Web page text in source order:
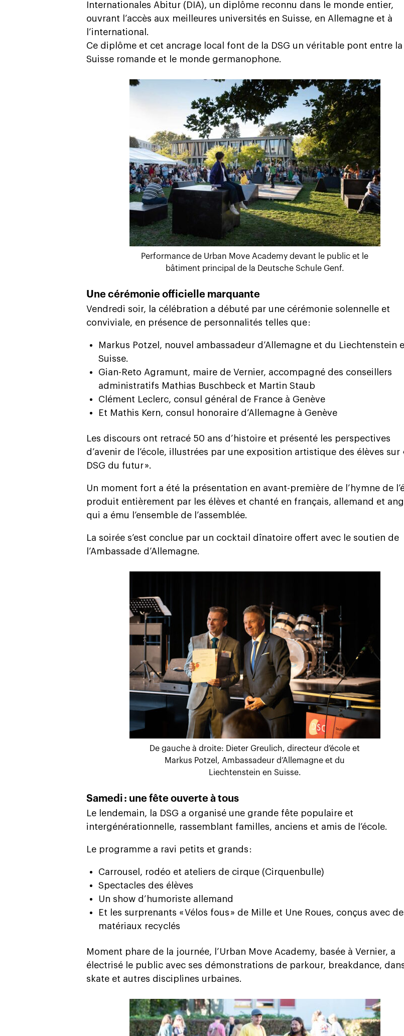
Internationales Abitur (DIA), un diplôme reconnu dans le monde entier,
ouvrant l’accès aux meilleures universités en Suisse, en Allemagne et à
l’international.
Ce diplôme et cet ancrage local font de la DSG un véritable pont entre la
Suisse romande et le monde germanophone.
Performance de Urban Move Academy devant le public et le
bâtiment principal de la Deutsche Schule Genf.
Une cérémonie officielle marquante
Vendredi soir, la célébration a débuté par une cérémonie solennelle et
conviviale, en présence de personnalités telles que :
Markus Potzel, nouvel ambassadeur d’Allemagne et du Liechtenstein
Suisse.
Gian-Reto Agramunt, maire de Vernier, accompagné des conseillers
administratifs Mathias Buschbeck et Martin Staub
Clément Leclerc, consul général de France à Genève
Et Mathis Kern, consul honoraire d’Allemagne à Genève
Les discours ont retracé 50 ans d’histoire et présenté les perspectives
d’avenir de l’école, illustrées par une exposition artistique des élèves sur
DSG du futur ».
Un moment fort a été la présentation en avant-première de l’hymne de
produit entièrement par les élèves et chanté en français, allemand et
qui a ému l’ensemble de l’assemblée.
La soirée s’est conclue par un cocktail dînatoire offert avec le soutien de
l’Ambassade d’Allemagne.
De gauche à droite: Dieter Greulich, directeur d’école et
Markus Potzel, Ambassadeur d’Allemagne et du
Liechtenstein en Suisse.
Samedi : une fête ouverte à tous
Le lendemain, la DSG a organisé une grande fête populaire et
intergénérationnelle, rassemblant familles, anciens et amis de l’école.
Le programme a ravi petits et grands :
Carrousel, rodéo et ateliers de cirque (Cirquenbulle)
Spectacles des élèves
Un show d’humoriste allemand
Et les surprenants « Vélos fous » de Mille et Une Roues, conçus avec
matériaux recyclés
Moment phare de la journée, l’Urban Move Academy, basée à Vernier, a
électrisé le public avec ses démonstrations de parkour, breakdance,
skate et autres disciplines urbaines.